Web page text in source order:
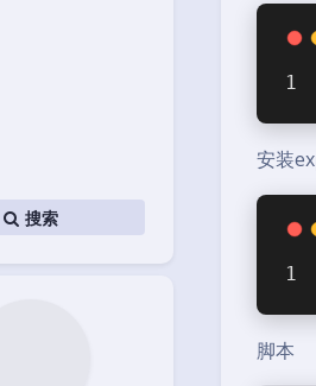
搜索
安装
脚本